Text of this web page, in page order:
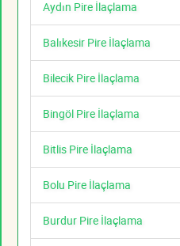
Aydın Pire İlaçlama
Balıkesir Pire İlaçlama
Bilecik Pire İlaçlama
Bingöl Pire İlaçlama
Bitlis Pire İlaçlama
Bolu Pire İlaçlama
Burdur Pire İlaçlama